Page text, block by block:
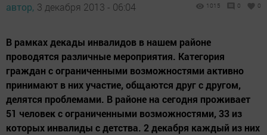
автор, 3 декабря 2013 - 06:04 1015 0 0
В рамках декады инвалидов в нашем районе
проводятся различные мероприятия. Категория
граждан с ограниченными возможностями активно
принимают в них участие, общаются друг с другом,
делятся проблемами. В районе на сегодня проживает
51 человек с ограниченными возможностями, 33 из
которых инвалиды с детства. 2 декабря каждый из них